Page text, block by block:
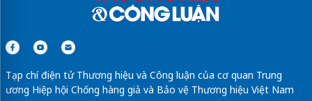
Tạp chí điện tử Thương hiệu và Công luận của cơ quan Trung
ương Hiệp hội Chống hàng giả và Bảo vệ Thương hiệu Việt Nam